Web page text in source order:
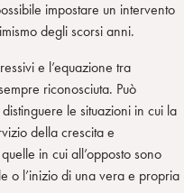
impostare un intervento
degli scorsi anni.
e l’equazione tra
riconosciuta. Può
le situazioni in cui la
della crescita e
in cui all’opposto sono
o l’inizio di una vera e propria